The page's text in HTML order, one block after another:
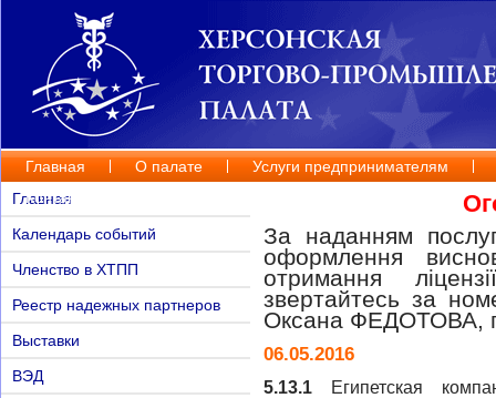
Главная О палате
Услуги предпринимателям
Контакты
Главная
Календарь событий
Членство в ХТПП
Реестр надежных партнеров
Выставки
ВЭД
За наданням
оформлення
отримання
звертайтесь за
Оксана ФЕДОТОВА,
06.05.2016
5.13.1 Египетская